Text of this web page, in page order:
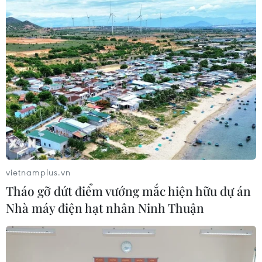
06/08/2026 02:18
Dự kiến giảm hơn 17.000 đầu mối cơ
sở giáo dục trên cả nước, tương ứng
45,7%
06/08/2026 01:26
Đề xuất trợ cấp một lần cho giáo viên
mầm non đã nghỉ công tác chưa
Chính sách khuyến khích doanh
nghiệp tham gia hoạt động giáo dục
vietnamplus.vn
Tháo gỡ dứt điểm vướng mắc hiện hữu dự án
Nhà máy điện hạt nhân Ninh Thuận